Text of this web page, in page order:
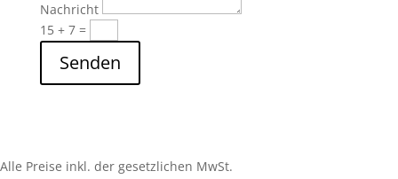
Nachricht
15 + 7=
Senden
Alle Preise inkl. der gesetzlichen MwSt.